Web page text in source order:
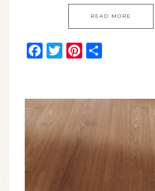
READ MORE
Facebook
Twitter
Pinterest